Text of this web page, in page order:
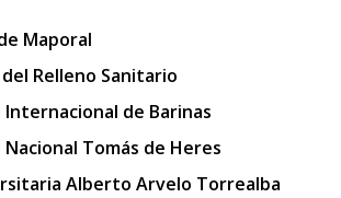
Maporal
Relleno Sanitario
de Barinas
Tomás de Heres
Alberto Arvelo Torrealba